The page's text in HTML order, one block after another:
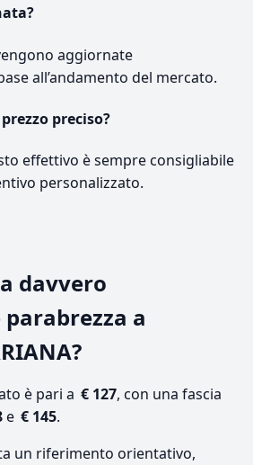
aggiornate
all’andamento del mercato.
preciso?
effettivo è sempre consigliabile
personalizzato.
davvero
a
è pari a € 127, con una fascia
e € 145.
un riferimento orientativo,